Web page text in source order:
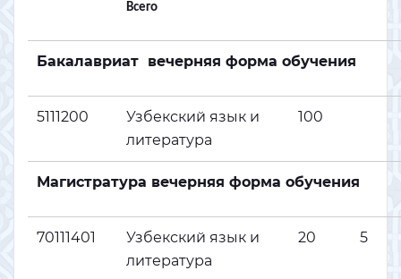
Всего
Бакалавриат вечерняя форма обучения
5111200
Узбекский язык и
литература
100
Магистратура вечерняя форма обучения
70111401
Узбекский язык и
литература
20 5